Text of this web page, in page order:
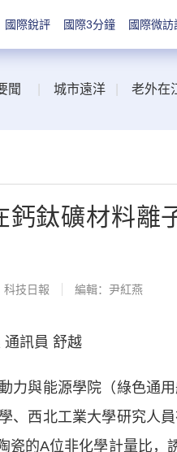
國際銳評 國際3分鐘 國際微訪
聞 城市遠洋 老外在
鈣鈦礦材料離
科技日報 編輯：尹紅燕
訊員 舒越
與能源學院（綠色通用
、西北工業大學研究人
瓷的A位非化學計量比